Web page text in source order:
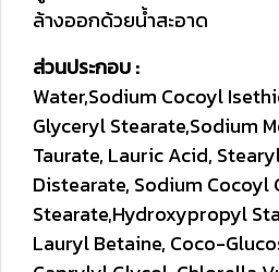
ล้างออกด้วยน้ำสะอาด
ส่วนประกอบ :
Water,Sodium Cocoyl
Glyceryl Stearate,Sodium
Taurate, Lauric Acid,
Distearate, Sodium Cocoyl
Stearate,Hydroxypropyl
Lauryl Betaine, Coco-